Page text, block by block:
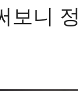
보니 정